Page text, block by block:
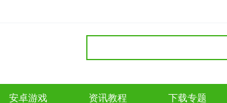
安卓游戏 资讯教程 下载专题